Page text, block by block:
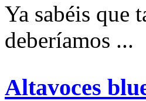
Ya sabéis que
deberíamos ...
Altavoces